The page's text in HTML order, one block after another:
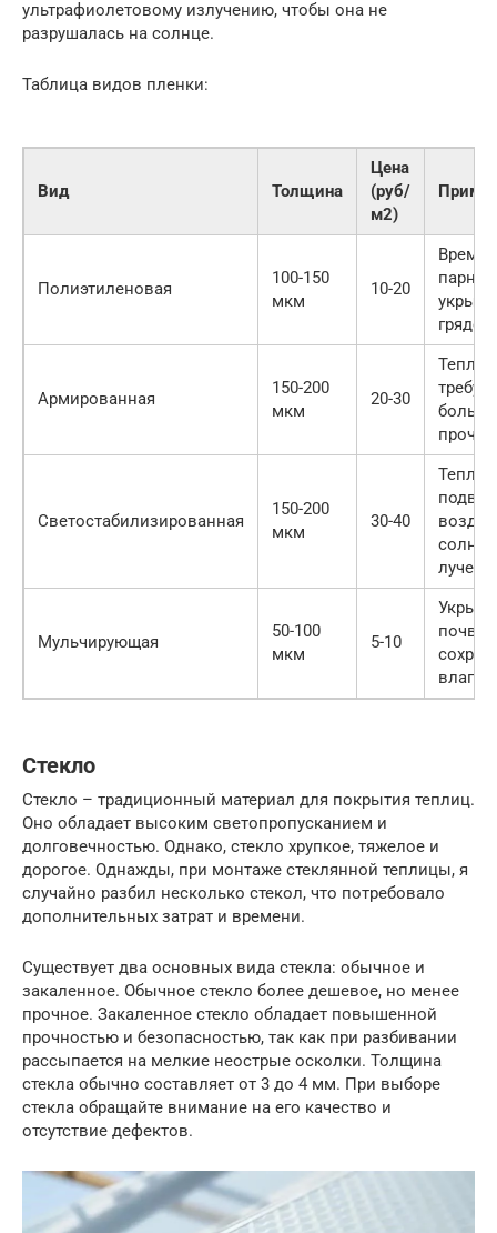
ультрафиолетовому излучению, чтобы она не
разрушалась на солнце.
Таблица видов пленки:
Вид Толщина
Цена
(руб/
м2)
Полиэтиленовая
100-150
мкм
10-20
грядок
Армированная
150-200
мкм
20-30
Светостабилизированная
150-200
мкм
30-40
лучей
Мульчирующая
50-100
мкм
5-10
почвы
влаги
Стекло
Стекло – традиционный материал для покрытия теплиц.
Оно обладает высоким светопропусканием и
долговечностью. Однако, стекло хрупкое, тяжелое и
дорогое. Однажды, при монтаже стеклянной теплицы, я
случайно разбил несколько стекол, что потребовало
дополнительных затрат и времени.
Существует два основных вида стекла: обычное и
закаленное. Обычное стекло более дешевое, но менее
прочное. Закаленное стекло обладает повышенной
прочностью и безопасностью, так как при разбивании
рассыпается на мелкие неострые осколки. Толщина
стекла обычно составляет от 3 до 4 мм. При выборе
стекла обращайте внимание на его качество и
отсутствие дефектов.